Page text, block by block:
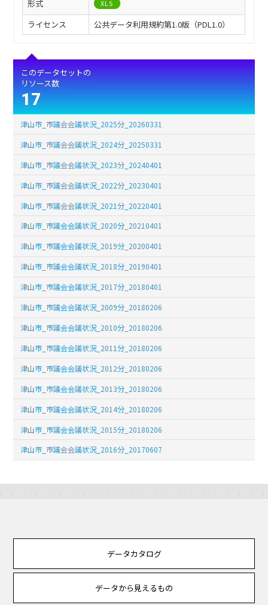
形式
XLS
ライセンス 公共データ利用規約第1.0版（PDL1.0）
このデータセットの
リソース数
17
津山市_市議会会議状況_2025分_20260331
津山市_市議会会議状況_2024分_20250331
津山市_市議会会議状況_2023分_20240401
津山市_市議会会議状況_2022分_20230401
津山市_市議会会議状況_2021分_20220401
津山市_市議会会議状況_2020分_20210401
津山市_市議会会議状況_2019分_20200401
津山市_市議会会議状況_2018分_20190401
津山市_市議会会議状況_2017分_20180401
津山市_市議会会議状況_2009分_20180206
津山市_市議会会議状況_2010分_20180206
津山市_市議会会議状況_2011分_20180206
津山市_市議会会議状況_2012分_20180206
津山市_市議会会議状況_2013分_20180206
津山市_市議会会議状況_2014分_20180206
津山市_市議会会議状況_2015分_20180206
津山市_市議会会議状況_2016分_20170607
データカタログ
データから見えるもの